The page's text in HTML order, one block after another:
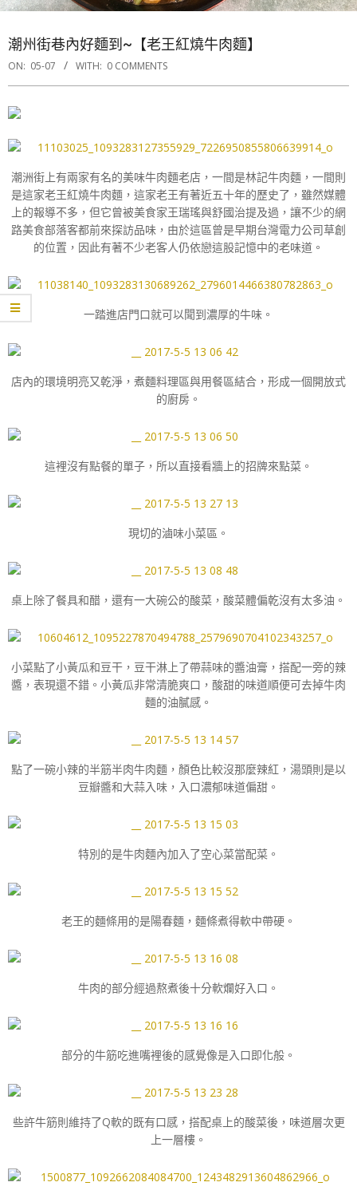
潮州街巷內好麵到~【老王紅燒牛肉麵】
ON: 05-07 WITH: 0 COMMENTS
潮洲街上有兩家有名的美味牛肉麵老店，一間是林記牛肉麵，一間則
是這家老王紅燒牛肉麵，這家老王有著近五十年的歷史了，雖然媒體
上的報導不多，但它曾被美食家王瑞瑤與舒國治提及過，讓不少的網
路美食部落客都前來探訪品味，由於這區曾是早期台灣電力公司草創
的位置，因此有著不少老客人仍依戀這股記憶中的老味道。
一踏進店門口就可以聞到濃厚的牛味。
店內的環境明亮又乾淨，煮麵料理區與用餐區結合，形成一個開放式
的廚房。
這裡沒有點餐的單子，所以直接看牆上的招牌來點菜。
現切的滷味小菜區。
桌上除了餐具和醋，還有一大碗公的酸菜，酸菜體偏乾沒有太多油。
小菜點了小黃瓜和豆干，豆干淋上了帶蒜味的醬油膏，搭配一旁的辣
醬，表現還不錯。小黃瓜非常清脆爽口，酸甜的味道順便可去掉牛肉
麵的油膩感。
點了一碗小辣的半筋半肉牛肉麵，顏色比較沒那麼辣紅，湯頭則是以
豆瓣醬和大蒜入味，入口濃郁味道偏甜。
特別的是牛肉麵內加入了空心菜當配菜。
老王的麵條用的是陽春麵，麵條煮得軟中帶硬。
牛肉的部分經過熬煮後十分軟爛好入口。
部分的牛筋吃進嘴裡後的感覺像是入口即化般。
些許牛筋則維持了Q軟的既有口感，搭配桌上的酸菜後，味道層次更
上一層樓。